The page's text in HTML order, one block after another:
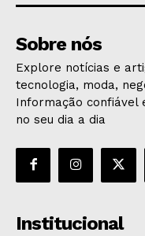
Sobre nós
Explore notícias e
tecnologia, moda,
Informação confiável
no seu dia a dia
Institucional